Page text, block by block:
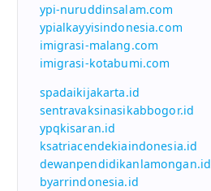
ypi-nuruddinsalam.com
ypialkayyisindonesia.com
imigrasi-malang.com
imigrasi-kotabumi.com
spadaikijakarta.id
sentravaksinasikabbogor.id
ypqkisaran.id
ksatriacendekiaindonesia.id
dewanpendidikanlamongan.id
byarrindonesia.id